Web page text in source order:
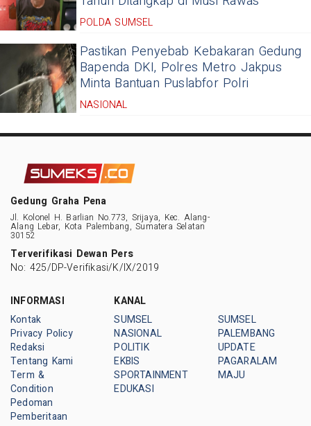
POLDA SUMSEL
Pastikan Penyebab Kebakaran Gedung
Bapenda DKI, Polres Metro Jakpus
Minta Bantuan Puslabfor Polri
NASIONAL
Gedung Graha Pena
Jl. Kolonel H. Barlian No.773, Srijaya, Kec. Alang-
Alang Lebar, Kota Palembang, Sumatera Selatan
30152
Terverifikasi Dewan Pers
No: 425/DP-Verifikasi/K/IX/2019
INFORMASI
Kontak
Privacy Policy
Redaksi
Tentang Kami
Term &
Condition
Pedoman
Pemberitaan
KANAL
SUMSEL
NASIONAL
POLITIK
EKBIS
SPORTAINMENT
EDUKASI
SUMSEL
PALEMBANG
UPDATE
PAGARALAM
MAJU